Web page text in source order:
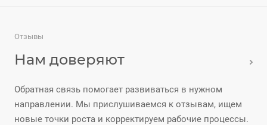
Отзывы
Нам доверяют
Обратная связь помогает развиваться в нужном
направлении. Мы прислушиваемся к отзывам, ищем
новые точки роста и корректируем рабочие процессы.